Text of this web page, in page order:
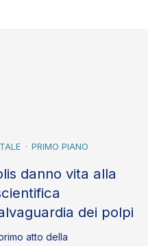
PRIMO PIANO
danno vita alla
dei polpi
atto della